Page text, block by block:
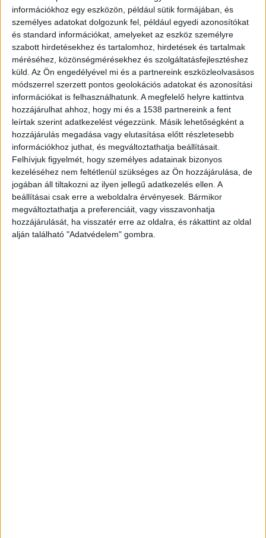
információkhoz egy eszközön, például sütik formájában, és
személyes adatokat dolgozunk fel, például egyedi azonosítókat
és standard információkat, amelyeket az eszköz személyre
szabott hirdetésekhez és tartalomhoz, hirdetések és tartalmak
méréséhez, közönségmérésekhez és szolgáltatásfejlesztéshez
küld. Az Ön engedélyével mi és a partnereink eszközleolvasásos
módszerrel szerzett pontos geolokációs adatokat és azonosítási
információkat is felhasználhatunk. A megfelelő helyre kattintva
hozzájárulhat ahhoz, hogy mi és a 1538 partnereink a fent
leírtak szerint adatkezelést végezzünk. Másik lehetőségként a
hozzájárulás megadása vagy elutasítása előtt részletesebb
információkhoz juthat, és megváltoztathatja beállításait.
Felhívjuk figyelmét, hogy személyes adatainak bizonyos
kezeléséhez nem feltétlenül szükséges az Ön hozzájárulása, de
jogában áll tiltakozni az ilyen jellegű adatkezelés ellen. A
beállításai csak erre a weboldalra érvényesek. Bármikor
megváltoztathatja a preferenciáit, vagy visszavonhatja
hozzájárulását, ha visszatér erre az oldalra, és rákattint az oldal
alján található "Adatvédelem" gombra.
kattintva éred el.
Balatonlellén keresik a vitorlásokat